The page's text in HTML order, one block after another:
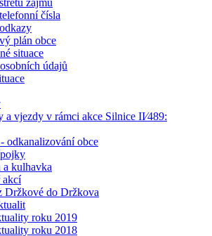
zájmů
čísla
plán obce
situace
údajů
a vjezdy v rámci akce Silnice II⁄489:
odkanalizování obce
a kulhavka
akcí
Držkové do Držkova
roku 2019
roku 2018